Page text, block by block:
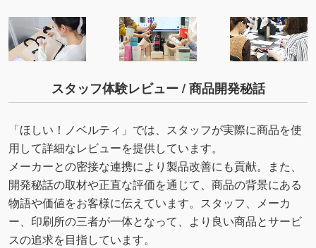
スタッフ体験レビュー / 商品開発秘話
「ほしい！ノベルティ」では、スタッフが実際に商品を使
用して詳細なレビューを提供しています。
メーカーとの密接な連携により製品改善にも貢献。また、
開発秘話の取材や正直な評価を通じて、商品の背景にある
物語や価値をお客様に伝えています。スタッフ、メーカ
ー、印刷所の三者が一体となって、より良い商品とサービ
スの追求を目指しています。